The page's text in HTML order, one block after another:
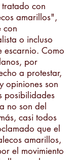
tratado con
amarillos",
con
o incluso
escarnio. Como
por
a protestar,
opiniones son
posibilidades
no son del
casi todos
que el
amarillos,
el movimiento